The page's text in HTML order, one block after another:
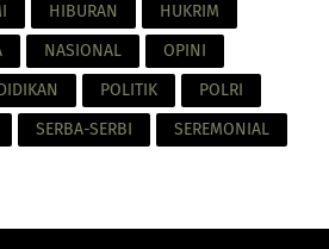
HIBURAN
HUKRIM
NASIONAL
OPINI
POLITIK
POLRI
SERBA-SERBI
SEREMONIAL